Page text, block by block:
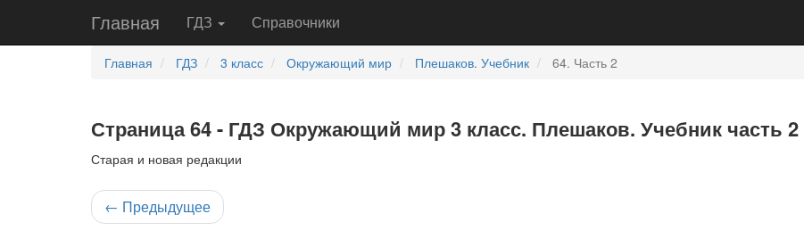
Главная ГДЗ Справочники
Главная ГДЗ 3 класс Окружающий мир Плешаков. Учебник 64. Часть 2
Страница 64 - ГДЗ Окружающий мир 3 класс. Плешаков. Учебник часть 2
Старая и новая редакции
← Предыдущее